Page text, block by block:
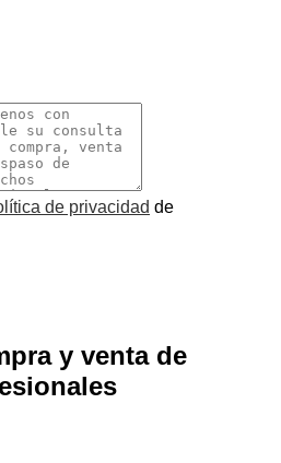
de privacidad de
y venta de